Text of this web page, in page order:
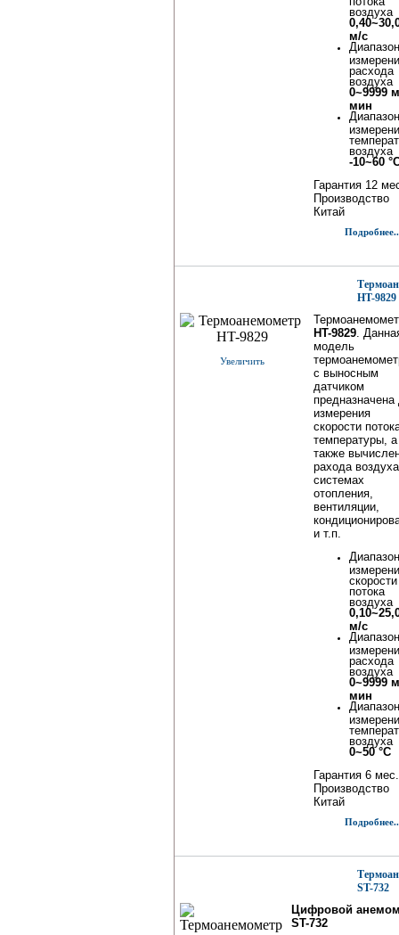
воздуха
м/с
Диапазон
расхода
воздуха
0~9999
мин
Диапазон
воздуха
-10~60
Гарантия 12
Производство
Китай
HT-9829
Увеличить
HT-9829.
модель
с выносным
датчиком
предназначена
измерения
скорости
температуры, а
также
рахода
системах
отопления,
вентиляции,
и т.п.
Диапазон
скорости
потока
воздуха
м/с
Диапазон
расхода
воздуха
0~9999
мин
Диапазон
воздуха
0~50 °С
Гарантия 6 мес.
Производство
Китай
ST-732
Цифровой
ST-732